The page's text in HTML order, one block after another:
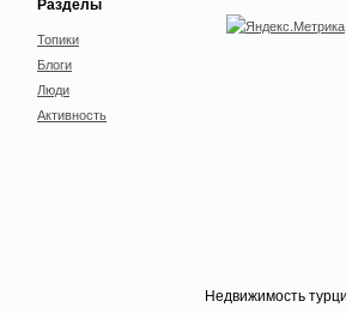
Топики
Блоги
Люди
Активность
Недвижимость